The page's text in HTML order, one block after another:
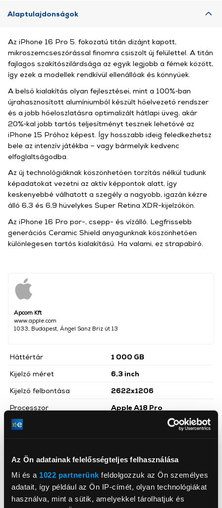
Az Ön adatainak felelősségteljes felhasználása
Mi és a 1022 partnerünk feldolgozzuk az Ön személyes
adatait, így például az Ön IP-címét, olyan technológiákat
használva, mint a sütik, amelyekkel tárolhatjuk és
Alaptulajdonságok
Apcom Kft
www.apple.com
1033, Budapest, Ángel Sanz Briz út 13
Háttértár
1 000 GB
Kijelző méret
6,3 inch
Kijelző felbontása
2622x1206
Processzor
Apple A18 Pro
Operációs rendszer
Előlapi kamera felbontás
12 megapixel
Szín
Fekete
Hálózati kapcsolatok
5G
Az iPhone 16 Pro 5. fokozatú titán dizájnt kapott,
mikroszemcseszórással finomra csiszolt új felülettel. A titán
fajlagos szakító­szilárdsága az egyik legjobb a fémek között,
így ezek a modellek rendkívül ellenállóak és könnyűek.
A belső kialakítás olyan fejlesztései, mint a 100%‑ban
újrahasznosított alumíniumból készült hőelvezető rendszer
és a jobb hőeloszlatásra optimalizált hátlapi üveg, akár
20%‑kal jobb tartós teljesítményt tesznek lehetővé az
iPhone 15 Próhoz képest. Így hosszabb ideig feledkezhetsz
bele az intenzív játékba – vagy bármelyik kedvenc
elfoglaltságodba.
Az új technológiáknak köszönhetően torzítás nélkül tudunk
képadatokat vezetni az aktív kép­pontok alatt, így
keskenyebbé válhatott a szegély a nagyobb, igazán kézre
álló 6,3 és 6,9 hüvelykes Super Retina XDR-kijelzőkön.
Az iPhone 16 Pro por-, csepp- és vízálló. Legfrissebb
generációs Ceramic Shield anyagunknak köszönhetően
különlegesen tartós kialakítású. Ha valami, ez strapabíró.